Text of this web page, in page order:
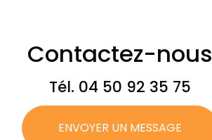
Contactez-nous
Tél. 04 50 92 35 75
ENVOYER UN MESSAGE